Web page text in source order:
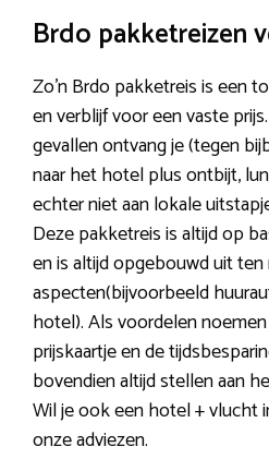
Brdo pakketreizen
Zo’n Brdo pakketreis is een
en verblijf voor een vaste
gevallen ontvang je (tegen
naar het hotel plus ontbijt,
echter niet aan lokale
Deze pakketreis is altijd op
en is altijd opgebouwd uit
aspecten(bijvoorbeeld
hotel). Als voordelen
prijskaartje en de
bovendien altijd stellen aan
Wil je ook een hotel + vlucht
onze adviezen.